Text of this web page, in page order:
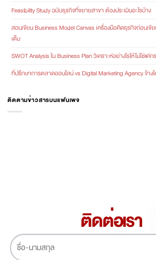
Feasibility Study ฉบับธุรกิจที่ขยายสาขา ต้องประเมินอะไรบ้าง
สอนเขียน Business Model Canvas เครื่องมือคิดธุรกิจก่อนเขี
เต็ม
SWOT Analysis ใน Business Plan วิเคราะห์อย่างไรให้ไม่ใช่แค่
ที่ปรึกษาการตลาดออนไลน์ vs Digital Marketing Agency จ้าง
ติดตามข่าวสารบนแฟนเพจ
ติดต่อเรา